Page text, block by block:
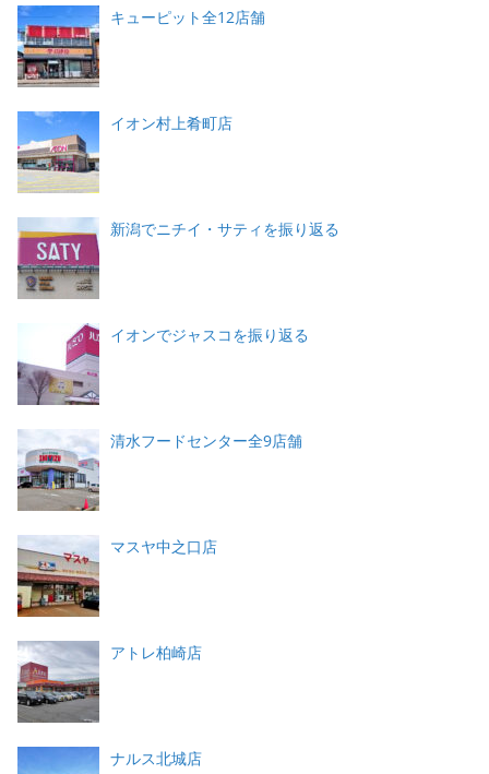
キューピット全12店舗
イオン村上肴町店
新潟でニチイ・サティを振り返る
イオンでジャスコを振り返る
清水フードセンター全9店舗
マスヤ中之口店
アトレ柏崎店
ナルス北城店